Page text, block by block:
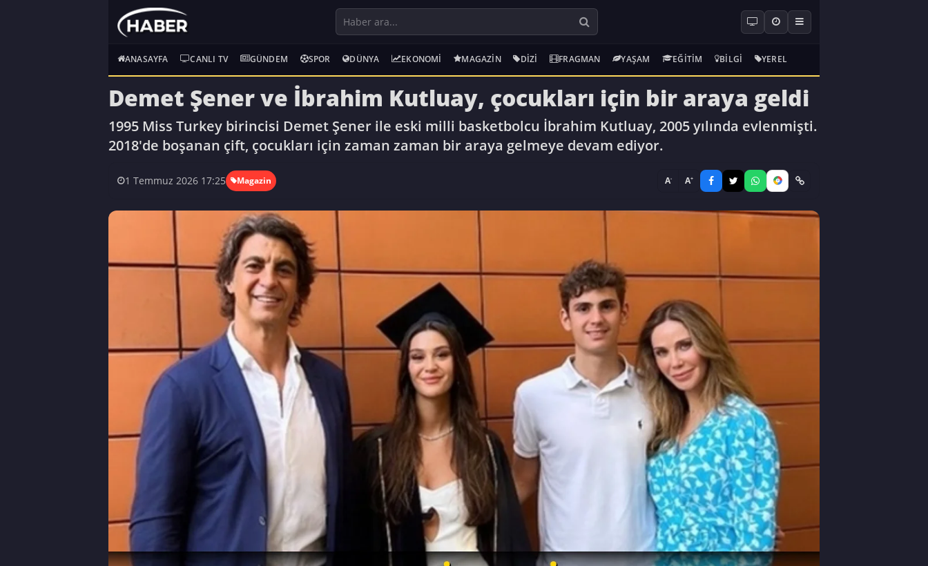
ANASAYFA CANLI TV GÜNDEM SPOR DÜNYA EKONOMI MAGAZIN DIZI FRAGMAN YAŞAM EĞITIM BILGI YEREL
Demet Şener ve İbrahim Kutluay, çocukları için bir araya geldi
1995 Miss Turkey birincisi Demet Şener ile eski milli basketbolcu İbrahim Kutluay, 2005 yılında evlenmişti.
2018'de boşanan çift, çocukları için zaman zaman bir araya gelmeye devam ediyor.
1 Temmuz 2026 17:25 Magazin A- A+